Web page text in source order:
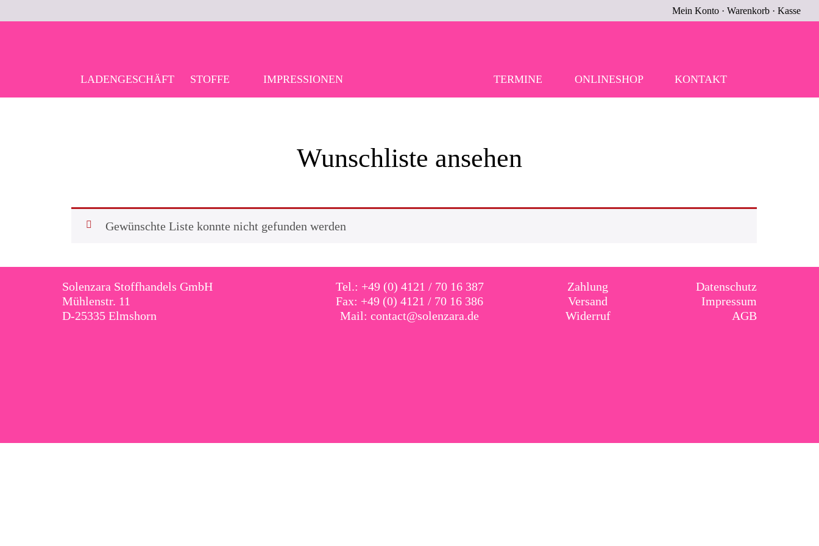
Mein Konto · Warenkorb · Kasse
LADENGESCHÄFT STOFFE IMPRESSIONEN TERMINE ONLINESHOP KONTAKT
Wunschliste ansehen
Gewünschte Liste konnte nicht gefunden werden
Solenzara Stoffhandels GmbH
Mühlenstr. 11
D-25335 Elmshorn
Tel.: +49 (0) 4121 / 70 16 387
Fax: +49 (0) 4121 / 70 16 386
Mail: contact@solenzara.de
Zahlung
Versand
Widerruf
Datenschutz
Impressum
AGB